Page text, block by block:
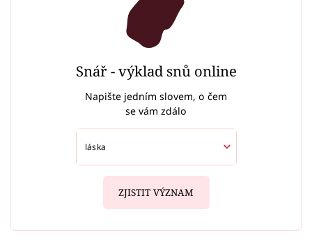
Snář - výklad snů online
Napište jedním slovem, o čem
se vám zdálo
ZJISTIT VÝZNAM